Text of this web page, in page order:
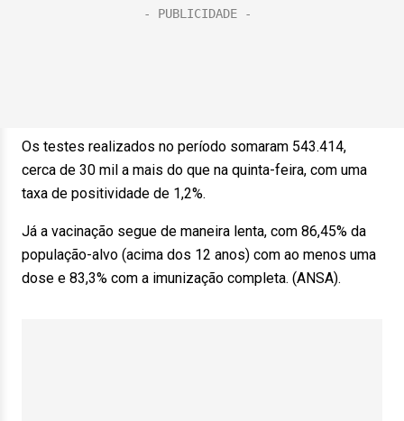
Os testes realizados no período somaram 543.414,
cerca de 30 mil a mais do que na quinta-feira, com uma
taxa de positividade de 1,2%.
Já a vacinação segue de maneira lenta, com 86,45% da
população-alvo (acima dos 12 anos) com ao menos uma
dose e 83,3% com a imunização completa. (ANSA).